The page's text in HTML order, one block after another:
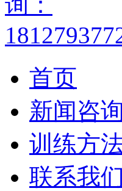
首页
新闻咨询
训练方
联系我们